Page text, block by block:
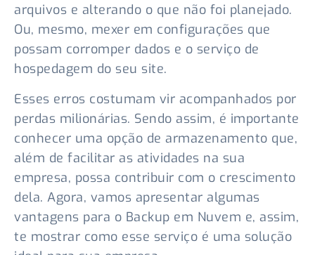
arquivos e alterando o que não foi planejado.
Ou, mesmo, mexer em configurações que
possam corromper dados e o serviço de
hospedagem do seu site.
Esses erros costumam vir acompanhados por
perdas milionárias. Sendo assim, é importante
conhecer uma opção de armazenamento que,
além de facilitar as atividades na sua
empresa, possa contribuir com o crescimento
dela. Agora, vamos apresentar algumas
vantagens para o Backup em Nuvem e, assim,
te mostrar como esse serviço é uma solução